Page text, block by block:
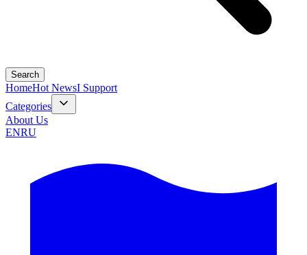
Search
HomeHot NewsI Support
Categories
About Us
ENRU